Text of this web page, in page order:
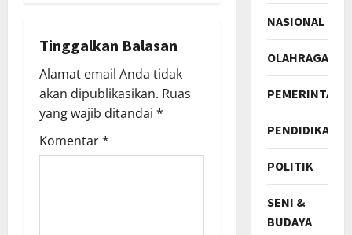
i
g
a
t
Tinggalkan Balasan
Alamat email Anda tidak
akan dipublikasikan. Ruas
yang wajib ditandai *
Komentar*
NASIONAL
OLAHRAGA
PEMERINTAH
PENDIDIKAN
POLITIK
SENI &
BUDAYA